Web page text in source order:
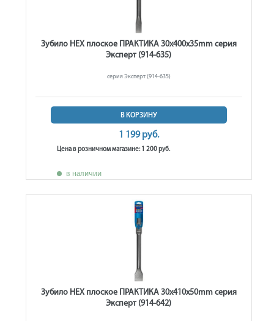
Зубило HEX плоское ПРАКТИКА 30x400x35mm серия
Эксперт (914-635)
серия Эксперт (914-635)
В КОРЗИНУ
1 199 руб.
Цена в розничном магазине: 1 200 руб.
в наличии
Зубило HEX плоское ПРАКТИКА 30x410x50mm серия
Эксперт (914-642)